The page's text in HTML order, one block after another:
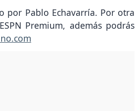
por Pablo Echavarría. Por otra
Premium, además podrás